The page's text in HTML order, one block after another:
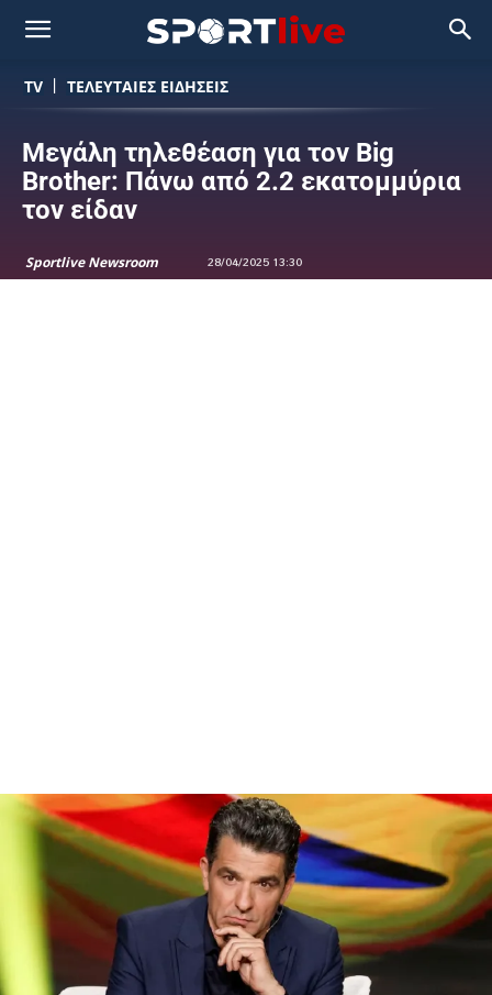
TV ΤΕΛΕΥΤΑΙΕΣ ΕΙΔΗΣΕΙΣ
Μεγάλη τηλεθέαση για τον Big
Brother: Πάνω από 2.2 εκατομμύρια
τον είδαν
Sportlive Newsroom 28/04/2025 13:30